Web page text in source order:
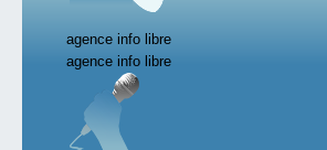
agence info libre
Close
agence info libre